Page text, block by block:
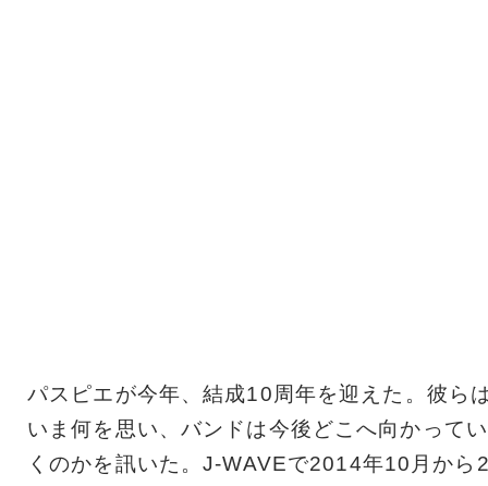
パスピエが今年、結成10周年を迎えた。彼ら
いま何を思い、バンドは今後どこへ向かってい
くのかを訊いた。J-WAVEで2014年10月から